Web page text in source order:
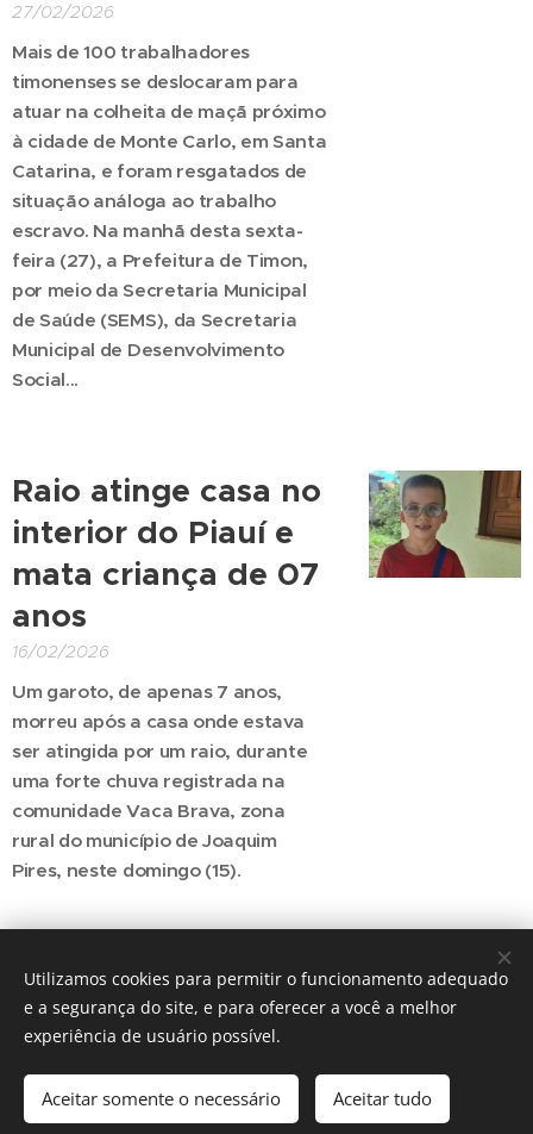
27/02/2026
Mais de 100 trabalhadores
timonenses se deslocaram para
atuar na colheita de maçã próximo
à cidade de Monte Carlo, em Santa
Catarina, e foram resgatados de
situação análoga ao trabalho
escravo. Na manhã desta sexta-
feira (27), a Prefeitura de Timon,
por meio da Secretaria Municipal
de Saúde (SEMS), da Secretaria
Municipal de Desenvolvimento
Social...
Raio atinge casa no
interior do Piauí e
mata criança de 07
anos
16/02/2026
Um garoto, de apenas 7 anos,
morreu após a casa onde estava
ser atingida por um raio, durante
uma forte chuva registrada na
comunidade Vaca Brava, zona
rural do município de Joaquim
Pires, neste domingo (15).
© 2016 The Crosshairs / Nenhuma guitarra foi quebrada na
construção deste site.
Desenvolvido porWebnode Cookies
Utilizamos cookies para permitir o funcionamento adequado
e a segurança do site, e para oferecer a você a melhor
experiência de usuário possível.
Aceitar somente o necessário Aceitar tudo